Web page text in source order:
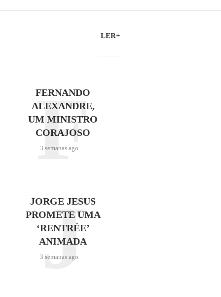
LER+
FERNANDO
ALEXANDRE,
UM MINISTRO
CORAJOSO
3 semanas ago
F
JORGE JESUS
PROMETE UMA
‘RENTRÉE’
ANIMADA
3 semanas ago
J